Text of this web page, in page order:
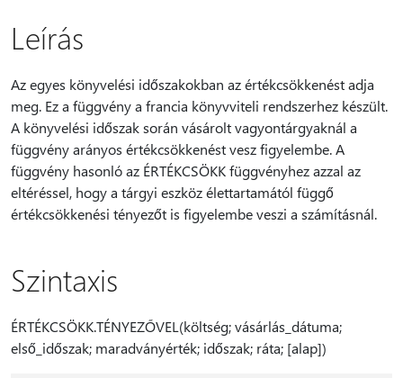
Leírás
Az egyes könyvelési időszakokban az értékcsökkenést adja
meg. Ez a függvény a francia könyvviteli rendszerhez készült.
A könyvelési időszak során vásárolt vagyontárgyaknál a
függvény arányos értékcsökkenést vesz figyelembe. A
függvény hasonló az ÉRTÉKCSÖKK függvényhez azzal az
eltéréssel, hogy a tárgyi eszköz élettartamától függő
értékcsökkenési tényezőt is figyelembe veszi a számításnál.
Szintaxis
ÉRTÉKCSÖKK.TÉNYEZŐVEL(költség; vásárlás_dátuma;
első_időszak; maradványérték; időszak; ráta; [alap])